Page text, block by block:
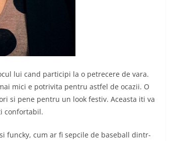
lui cand participi la o petrecere de vara.
mici e potrivita pentru astfel de ocazii. O
si pene pentru un look festiv. Aceasta iti va
confortabil.
funcky, cum ar fi sepcile de baseball dintr-